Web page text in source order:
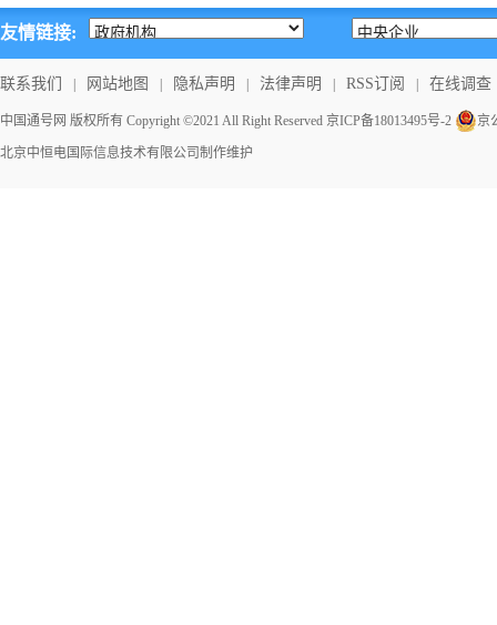
友情链接:
联系我们 网站地图 隐私声明 法律声明 RSS订阅 在线调查
中国通号网 版权所有 Copyright ©2021 All Right Reserved 京ICP备18013495号-2 京
北京中恒电国际信息技术有限公司 制作维护